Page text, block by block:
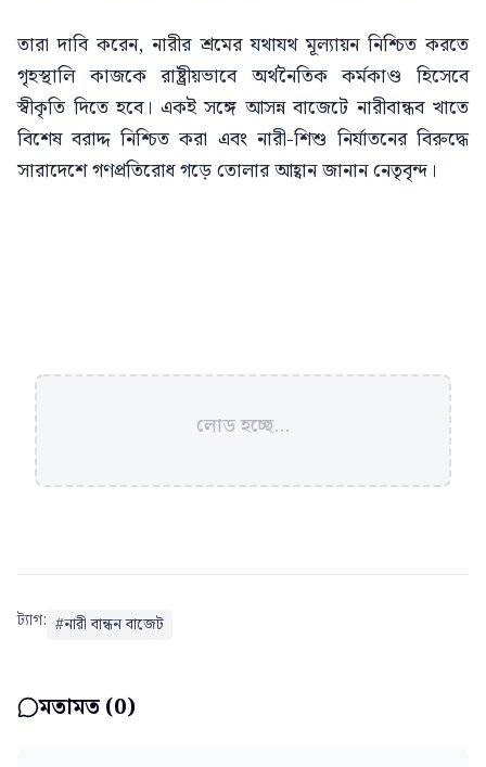
তারা দাবি করেন, নারীর শ্রমের যথাযথ মূল্যায়ন নিশ্চিত করতে
গৃহস্থালি কাজকে রাষ্ট্রীয়ভাবে অর্থনৈতিক কর্মকাণ্ড হিসেবে
স্বীকৃতি দিতে হবে। একই সঙ্গে আসন্ন বাজেটে নারীবান্ধব খাতে
বিশেষ বরাদ্দ নিশ্চিত করা এবং নারী-শিশু নির্যাতনের বিরুদ্ধে
সারাদেশে গণপ্রতিরোধ গড়ে তোলার আহ্বান জানান নেতৃবৃন্দ।
লোড হচ্ছে...
ট্যাগ: #নারী বান্ধন বাজেট
মতামত (0)